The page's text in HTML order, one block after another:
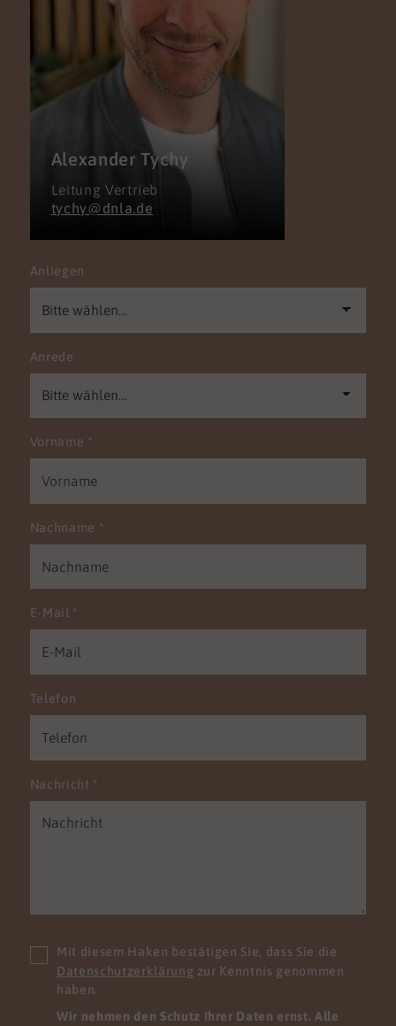
Alexander Tychy
Leitung Vertrieb
tychy@dnla.de
Anliegen
Anrede
Vorname *
Nachname *
E-Mail *
Telefon
Nachricht *
Mit diesem Haken bestätigen Sie, dass Sie die
Datenschutzerklärung zur Kenntnis genommen
haben.
Wir nehmen den Schutz Ihrer Daten ernst. Alle